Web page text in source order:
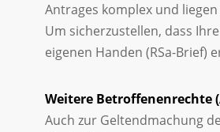
Antrages komplex und
Um sicherzustellen, dass
eigenen Handen (RSa-Brief)
Weitere Betroffenenrechte
Auch zur Geltendmachung